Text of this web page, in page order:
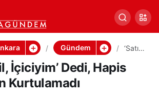
Gündem
‘Satıcı
İçiciyi
m’
İçiciyim’ Dedi, Hapis
Kurtulamadı
0 Paylaş